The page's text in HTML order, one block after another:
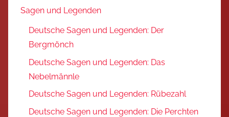
Sagen und Legenden
Deutsche Sagen und Legenden: Der
Bergmönch
Deutsche Sagen und Legenden: Das
Nebelmännle
Deutsche Sagen und Legenden: Rübezahl
Deutsche Sagen und Legenden: Die Perchten